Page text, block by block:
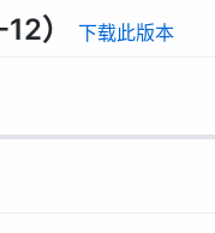
） 下载此版本